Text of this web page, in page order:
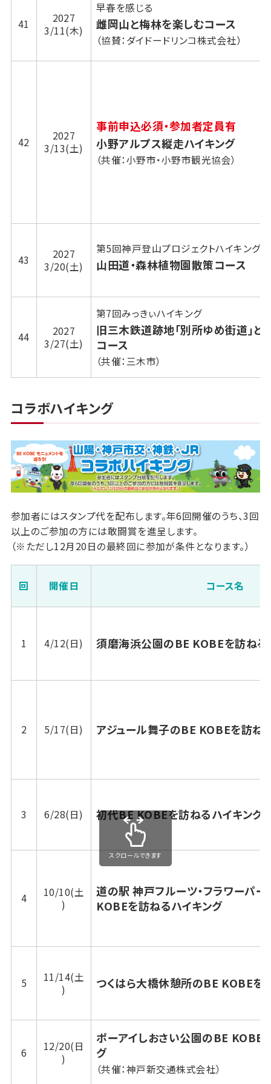
41
2027
3/11(木)
早春を感じる
雌岡山と梅林を楽しむコース
（協賛：ダイドードリンコ株式会社）
42
2027
3/13(土)
事前申込必須・参加者定員有
小野アルプス縦走ハイキング
（共催：小野市・小野市観光協会）
43
2027
3/20(土)
第5回神戸登山プロジェクトハイキング
山田道・森林植物園散策コース
44
2027
3/27(土)
第7回みっきぃハイキング
旧三木鉄道跡地「別所ゆめ街道」
コース
（共催：三木市）
コラボハイキング
参加者にはスタンプ代を配布します。年6回開催のうち、3回
以上のご参加の方には敢闘賞を進呈します。
（※ただし12月20日の最終回に参加が条件となります。）
回 開催日 コース名
1 4/12(日) 須磨海浜公園のBE KOBEを訪ねる
2 5/17(日) アジュール舞子のBE KOBEを訪ね
3 6/28(日) 初代BE KOBEを訪ねるハイキング
4
10/10(土
)
道の駅 神戸フルーツ・フラワーパ
KOBEを訪ねるハイキング
5
11/14(土
)
つくはら大橋休憩所のBE KOBEを
6
12/20(日
)
ポーアイしおさい公園のBE KOBE
グ
（共催：神戸新交通株式会社）
スクロールできます